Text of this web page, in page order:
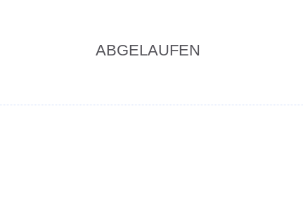
ABGELAUFEN